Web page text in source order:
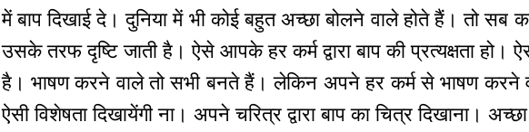
में बाप दिखाई दे। दुनिया में भी कोई बहुत अच्छा बोलने वाले होते हैं। तो सब
उसके तरफ दृष्टि जाती है। ऐसे आपके हर कर्म द्वारा बाप की प्रत्यक्षता हो।
है। भाषण करने वाले तो सभी बनते हैं। लेकिन अपने हर कर्म से भाषण करने
ऐसी विशेषता दिखायेंगी ना। अपने चरित्र द्वारा बाप का चित्र दिखाना।